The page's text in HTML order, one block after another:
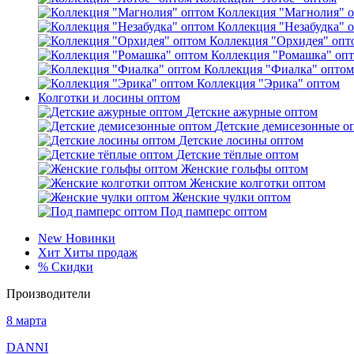
Коллекция "Магнолия"
Коллекция "Незабудка"
Коллекция "Орхидея"
Коллекция "Ромашка"
Коллекция "Фиалка" оптом
Коллекция "Эрика" оптом
Колготки и лосины оптом
Детские ажурные оптом
Детские демисезонные
Детские лосины оптом
Детские тёплые оптом
Женские гольфы оптом
Женские колготки оптом
Женские чулки оптом
Под памперс оптом
New Новинки
Хит Хиты продаж
% Скидки
Производители
8 марта
DANNI